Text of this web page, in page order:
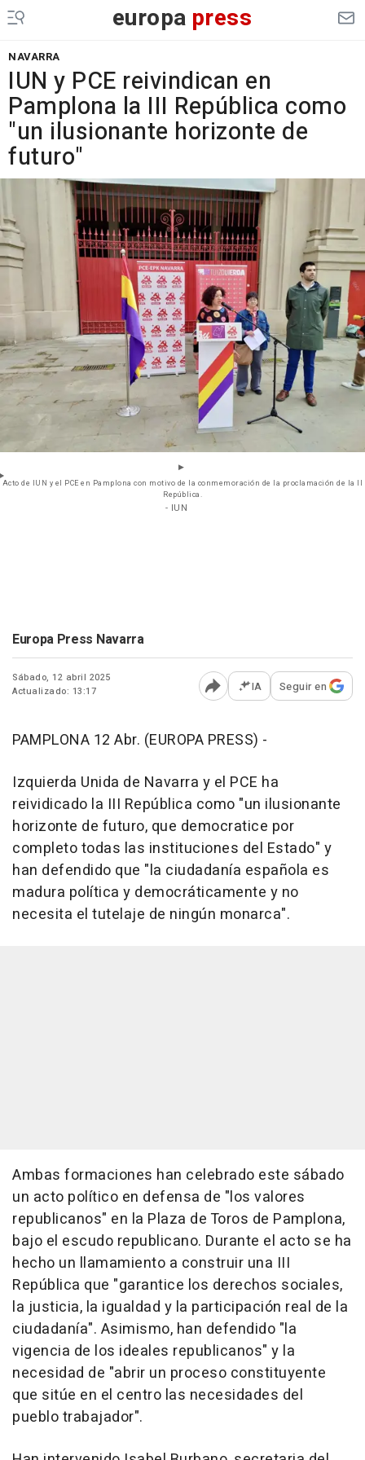
europa press
NAVARRA
IUN y PCE reivindican en
Pamplona la III República como
"un ilusionante horizonte de
futuro"
Acto de IUN y el PCE en Pamplona con motivo de la conmemoración de la proclamación de la II
República.
- IUN
Europa Press Navarra
Sábado, 12 abril 2025
Actualizado: 13:17
Abrir opciones para
IA Seguir en
PAMPLONA 12 Abr. (EUROPA PRESS) -
Izquierda Unida de Navarra y el PCE ha
reividicado la III República como "un ilusionante
horizonte de futuro, que democratice por
completo todas las instituciones del Estado" y
han defendido que "la ciudadanía española es
madura política y democráticamente y no
necesita el tutelaje de ningún monarca".
Ambas formaciones han celebrado este sábado
un acto político en defensa de "los valores
republicanos" en la Plaza de Toros de Pamplona,
bajo el escudo republicano. Durante el acto se ha
hecho un llamamiento a construir una III
República que "garantice los derechos sociales,
la justicia, la igualdad y la participación real de la
ciudadanía". Asimismo, han defendido "la
vigencia de los ideales republicanos" y la
necesidad de "abrir un proceso constituyente
que sitúe en el centro las necesidades del
pueblo trabajador".